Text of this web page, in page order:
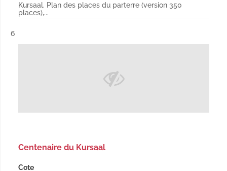
Kursaal. Plan des places du parterre (version 350
places),...
Résultat n°
6
Centenaire du Kursaal
Cote